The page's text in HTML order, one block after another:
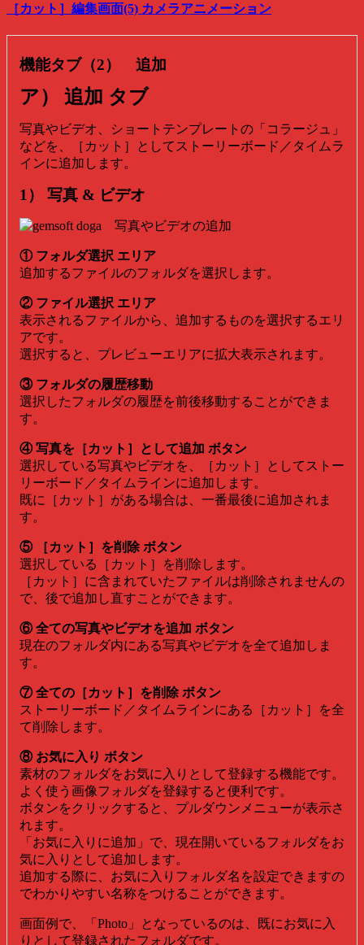
［カット］編集画面(5) カメラアニメーション
機能タブ（2） 追加
ア） 追加 タブ
写真やビデオ、ショートテンプレートの「コラージュ」
などを、［カット］としてストーリーボード／タイムラ
インに追加します。
1） 写真 & ビデオ
① フォルダ選択 エリア
追加するファイルのフォルダを選択します。
② ファイル選択 エリア
表示されるファイルから、追加するものを選択するエリ
アです。
選択すると、プレビューエリアに拡大表示されます。
③ フォルダの履歴移動
選択したフォルダの履歴を前後移動することができま
す。
④ 写真を［カット］として追加 ボタン
選択している写真やビデオを、［カット］としてストー
リーボード／タイムラインに追加します。
既に［カット］がある場合は、一番最後に追加されま
す。
⑤ ［カット］を削除 ボタン
選択している［カット］を削除します。
［カット］に含まれていたファイルは削除されませんの
で、後で追加し直すことができます。
⑥ 全ての写真やビデオを追加 ボタン
現在のフォルダ内にある写真やビデオを全て追加しま
す。
⑦ 全ての［カット］を削除 ボタン
ストーリーボード／タイムラインにある［カット］を全
て削除します。
⑧ お気に入り ボタン
素材のフォルダをお気に入りとして登録する機能です。
よく使う画像フォルダを登録すると便利です。
ボタンをクリックすると、プルダウンメニューが表示さ
れます。
「お気に入りに追加」で、現在開いているフォルダをお
気に入りとして追加します。
追加する際に、お気に入りフォルダ名を設定できますの
でわかりやすい名称をつけることができます。
画面例で、「Photo」となっているのは、既にお気に入
りとして登録されたフォルダです。